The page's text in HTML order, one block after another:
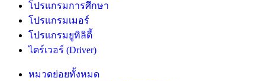
โปรแกรมการศึกษา
โปรแกรมเมอร์
โปรแกรมยูทิลิตี้
ไดร์เวอร์ (Driver)
หมวดย่อยทั้งหมด